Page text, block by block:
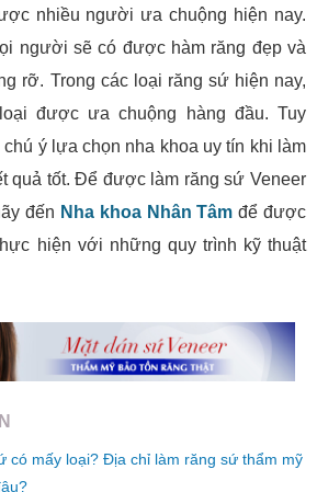
nhiều người ưa chuộng hiện nay.
người sẽ có được hàm răng đẹp và
rỡ. Trong các loại răng sứ hiện nay,
được ưa chuộng hàng đầu. Tuy
ý lựa chọn nha khoa uy tín khi làm
quả tốt. Để được làm răng sứ Veneer
đến Nha khoa Nhân Tâm để được
hiện với những quy trình kỹ thuật
có mấy loại? Địa chỉ làm răng sứ thẩm mỹ